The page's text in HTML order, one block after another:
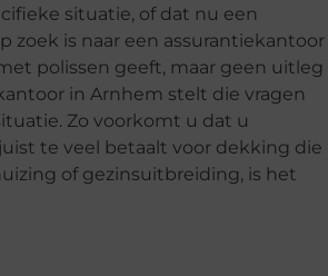
situatie, of dat nu een
zoek is naar een assurantiekantoor
polissen geeft, maar geen uitleg
in Arnhem stelt die vragen
Zo voorkomt u dat u
te veel betaalt voor dekking die
of gezinsuitbreiding, is het